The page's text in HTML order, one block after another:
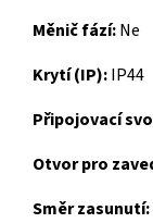
Měnič fází:Ne
Krytí (IP):IP44
Připojovací
Otvor pro
Směr zasunutí: